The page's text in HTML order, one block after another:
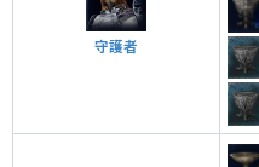
守護者